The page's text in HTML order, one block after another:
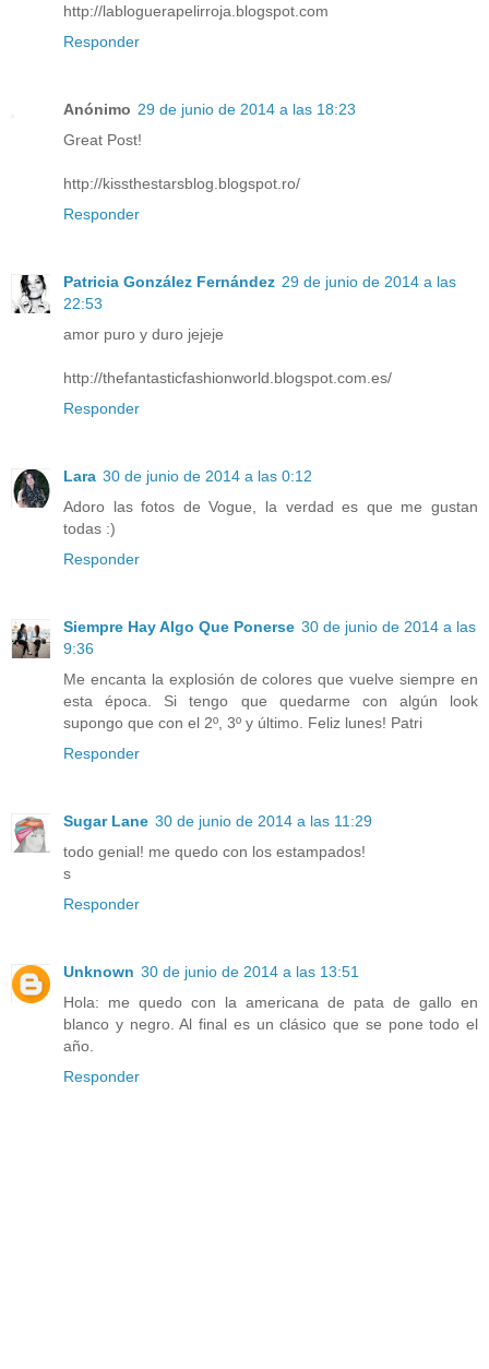
http://labloguerapelirroja.blogspot.com
Responder
Anónimo 29 de junio de 2014 a las 18:23
Great Post!
http://kissthestarsblog.blogspot.ro/
Responder
Patricia González Fernández 29 de junio de 2014 a las
22:53
amor puro y duro jejeje
http://thefantasticfashionworld.blogspot.com.es/
Responder
Lara 30 de junio de 2014 a las 0:12
Adoro las fotos de Vogue, la verdad es que me gustan
todas :)
Responder
Siempre Hay Algo Que Ponerse 30 de junio de 2014 a las
9:36
Me encanta la explosión de colores que vuelve siempre en
esta época. Si tengo que quedarme con algún look
supongo que con el 2º, 3º y último. Feliz lunes! Patri
Responder
Sugar Lane 30 de junio de 2014 a las 11:29
todo genial! me quedo con los estampados!
s
Responder
Unknown 30 de junio de 2014 a las 13:51
Hola: me quedo con la americana de pata de gallo en
blanco y negro. Al final es un clásico que se pone todo el
año.
Responder